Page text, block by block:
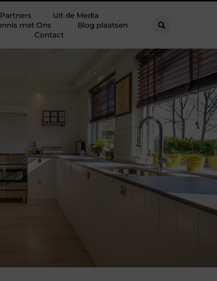
Partners
Uit de Media
met Ons
Blog plaatsen
Contact